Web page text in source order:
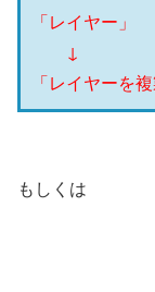
「レイヤー」
↓
「レイヤーを複
もしくは